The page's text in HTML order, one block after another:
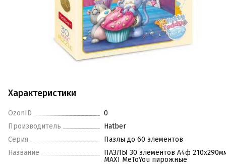
Характеристики
OzonID
0
Производитель
Hatber
Серия
Пазлы до 60 элементов
Название
ПАЗЛЫ 30 элементов А4ф
MAXI MeToYou пирожные